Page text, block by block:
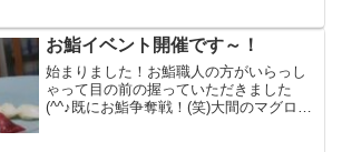
す。これでお餅の...
お鮨イベント開催です～！
始まりました！お鮨職人の方がいらっし
ゃって目の前の握っていただきました
(^^♪既にお鮨争奪戦！(笑)大間のマグロ登